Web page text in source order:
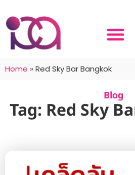
Home » Red Sky Bar Bangkok
Blog
Tag: Red Sky